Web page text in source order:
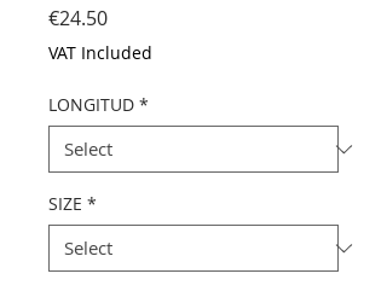
€24.50Price
VAT Included
LONGITUD *
SIZE *